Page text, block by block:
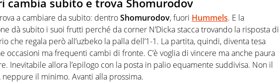
a cambiare da subito: dentroShomurodov, fuori Hummels. E la
dà subito i suoi frutti perché da corner N’Dicka stacca trovando la risposta di
che regala però all’uzbeko la palla dell’1-1. La partita, quindi, diventa tesa
occasioni ma frequenti cambi di fronte. C’è voglia di vincere ma anche paura
Inevitabile allora l’epilogo con la posta in palio equamente suddivisa. Non il
neppure il minimo. Avanti alla prossima.